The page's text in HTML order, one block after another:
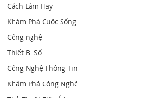
Cách Làm Hay
Khám Phá Cuộc Sống
Công nghệ
Thiết Bị Số
Công Nghệ Thông Tin
Khám Phá Công Nghệ